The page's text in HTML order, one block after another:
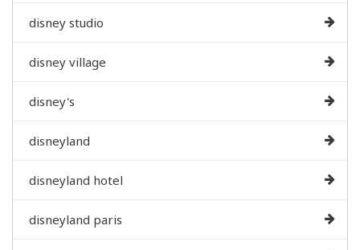
disney studio
disney village
disney's
disneyland
disneyland hotel
disneyland paris